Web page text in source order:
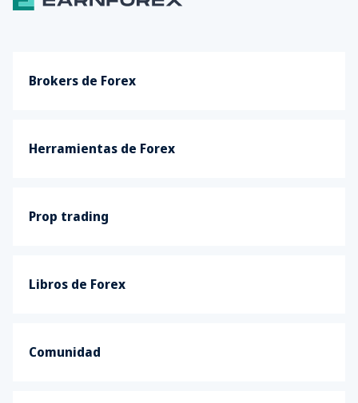
Brokers de Forex
Herramientas de Forex
Prop trading
Libros de Forex
Comunidad